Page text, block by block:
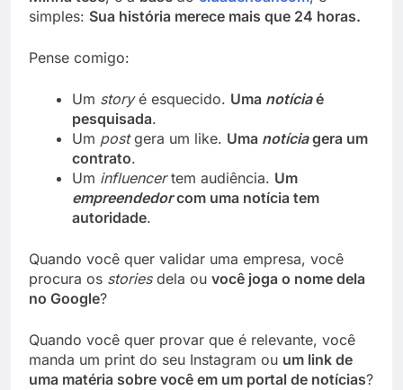
simples: Sua história merece mais que 24 horas.
Pense comigo:
Um storyé esquecido. Uma notíciaé
pesquisada.
Um postgera um like. Uma notíciagera um
contrato.
Um influencertem audiência. Um
empreendedorcom uma notícia tem
autoridade.
Quando você quer validar uma empresa, você
procura os storiesdela ou você joga o nome dela
no Google?
Quando você quer provar que é relevante, você
manda um print do seu Instagram ou um link de
uma matéria sobre você em um portal de notícias?